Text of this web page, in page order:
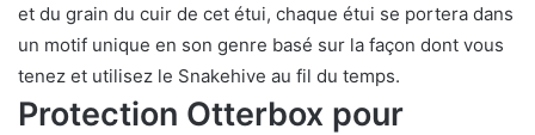
et du grain du cuir de cet étui, chaque étui se portera dans
un motif unique en son genre basé sur la façon dont vous
tenez et utilisez le Snakehive au fil du temps.
Protection Otterbox pour